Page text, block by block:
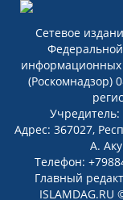
Сетевое
информационных
(Роскомнадзор)
Учредитель:
Адрес: 367027,
А.
Телефон:
Главный